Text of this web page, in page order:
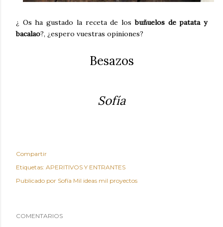
¿ Os ha gustado la receta de losbuñuelos de patata y
bacalao?, ¿espero vuestras opiniones?
Besazos
Sofía
Compartir
Etiquetas: APERITIVOS Y ENTRANTES
Publicado por Sofía Mil ideas mil proyectos
COMENTARIOS